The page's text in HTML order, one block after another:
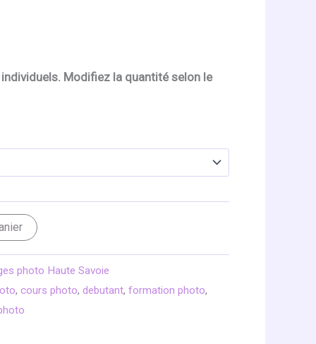
Modifiez la quantité selon le
photo Haute Savoie
, cours photo, debutant, formation photo,